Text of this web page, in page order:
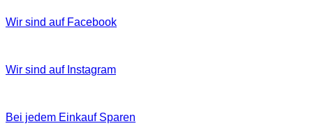
Wir sind auf Facebook
Wir sind auf Instagram
Bei jedem Einkauf Sparen